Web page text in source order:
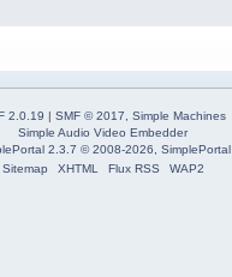
2.0.19 | SMF © 2017
Simple Machines
Simple Audio Video Embedder
2.3.7 © 2008-2026, SimplePortal
Sitemap
XHTML Flux RSS WAP2